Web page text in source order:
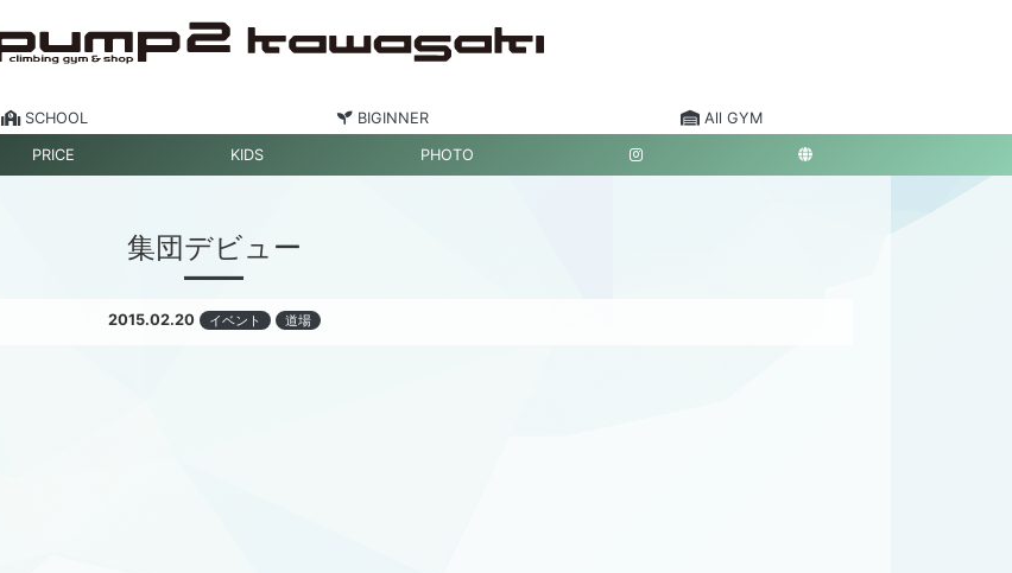
SCHOOL BIGINNER All GYM
PRICE KIDS PHOTO
集団デビュー
2015.02.20 イベント 道場